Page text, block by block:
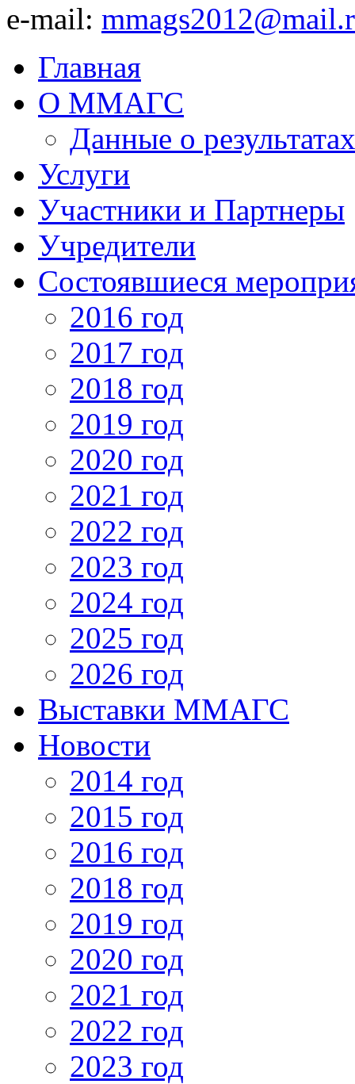
e-mail:
Главная
О ММАГС
Данные о
Услуги
Участники и Партнеры
Учредители
Состоявшиеся
2016 год
2017 год
2018 год
2019 год
2020 год
2021 год
2022 год
2023 год
2024 год
2025 год
2026 год
Выставки ММАГС
Новости
2014 год
2015 год
2016 год
2018 год
2019 год
2020 год
2021 год
2022 год
2023 год